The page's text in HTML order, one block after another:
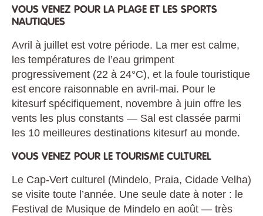
VOUS VENEZ POUR LA PLAGE ET LES SPORTS
NAUTIQUES
Avril à juillet est votre période. La mer est calme,
les températures de l’eau grimpent
progressivement (22 à 24°C), et la foule touristique
est encore raisonnable en avril-mai. Pour le
kitesurf spécifiquement, novembre à juin offre les
vents les plus constants — Sal est classée parmi
les 10 meilleures destinations kitesurf au monde.
VOUS VENEZ POUR LE TOURISME CULTUREL
Le Cap-Vert culturel (Mindelo, Praia, Cidade Velha)
se visite toute l’année. Une seule date à noter : le
Festival de Musique de Mindelo en août — très